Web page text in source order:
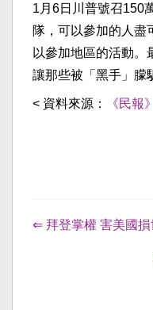
1月6日川普號召150
隊，可以參加的人盡
以參加地區的活動。
讓那些被「黑手」朦
< 資料來源： 《民報
⇐ 拜登掌權 害美國損